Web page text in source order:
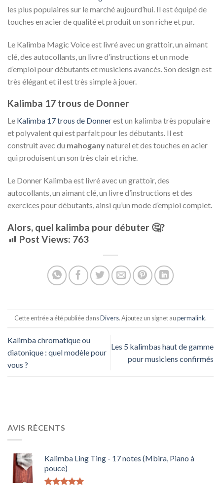
les plus populaires sur le marché aujourd’hui. Il est équipé de
touches en acier de qualité et produit un son riche et pur.
Le Kalimba Magic Voice est livré avec un grattoir, un aimant
clé, des autocollants, un livre d’instructions et un mode
d’emploi pour débutants et musiciens avancés. Son design est
très élégant et il est très simple à jouer.
Kalimba 17 trous de Donner
Le Kalimba 17 trous de Donnerest un kalimba très populaire
et polyvalent qui est parfait pour les débutants. Il est
construit avec du mahoganynaturel et des touches en acier
qui produisent un son très clair et riche.
Le Donner Kalimba est livré avec un grattoir, des
autocollants, un aimant clé, un livre d’instructions et des
exercices pour débutants, ainsi qu’un mode d’emploi complet.
Alors, quel kalimba pour débuter 🤔?
Post Views: 763
Cette entrée a été publiée dansDivers. Ajoutez un signet aupermalink.
Kalimba chromatique ou
diatonique : quel modèle pour
vous ?
Les 5 kalimbas haut de gamme
pour musiciens confirmés
AVIS RÉCENTS
Kalimba Ling Ting - 17 notes (Mbira, Piano à
pouce)